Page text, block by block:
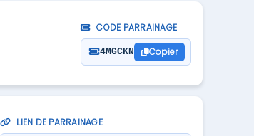
CODE PARRAINAGE
4MGCKN Copier
LIEN DE PARRAINAGE